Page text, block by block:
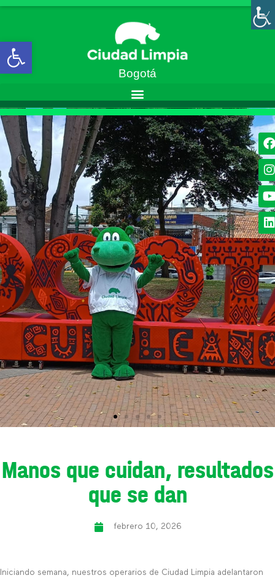
Abrir barra de herramientas
Bogotá
Manos que cuidan, resultados
que se dan
febrero 10, 2026
Iniciando semana, nuestros operarios de Ciudad Limpia adelantaron